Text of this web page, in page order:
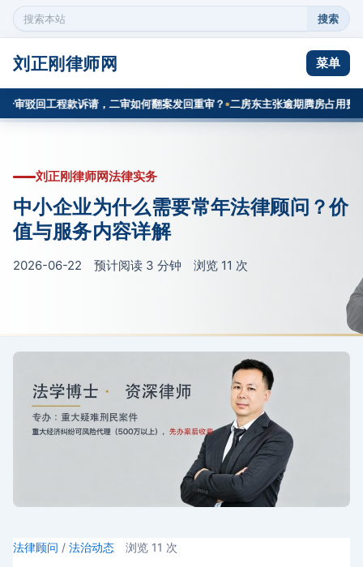
搜
索
本
站
内
容
搜索
刘正刚律师网 菜单
驳回工程款诉请，二审如何翻案发回重审？ 二房东主张逾期腾房占用费，
刘正刚律师网法律实务
中小企业为什么需要常年法律顾问？价
值与服务内容详解
2026-06-22 预计阅读 3 分钟 浏览 11 次
法律顾问 / 法治动态 浏览 11 次